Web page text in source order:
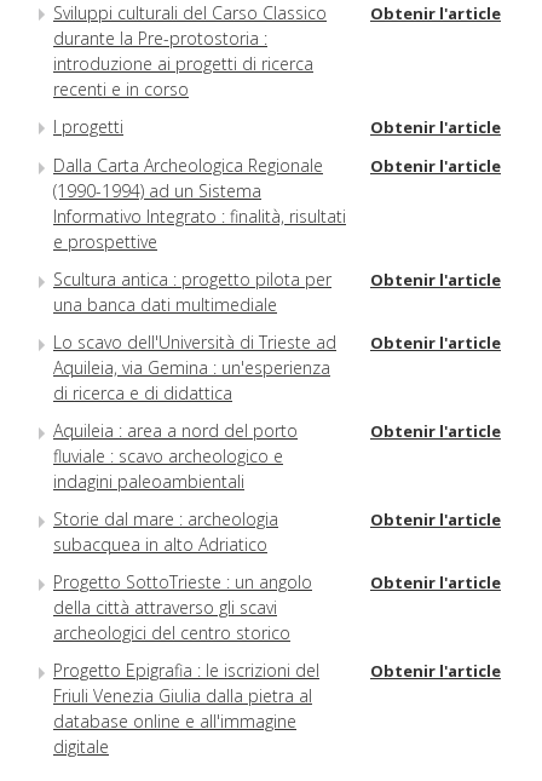
Sviluppi culturali del Carso Classico
durante la Pre-protostoria :
introduzione ai progetti di ricerca
recenti e in corso
Obtenir l'article
I progetti Obtenir l'article
Dalla Carta Archeologica Regionale
(1990-1994) ad un Sistema
Informativo Integrato : finalità, risultati
e prospettive
Obtenir l'article
Scultura antica : progetto pilota per
una banca dati multimediale
Obtenir l'article
Lo scavo dell'Università di Trieste ad
Aquileia, via Gemina : un'esperienza
di ricerca e di didattica
Obtenir l'article
Aquileia : area a nord del porto
fluviale : scavo archeologico e
indagini paleoambientali
Obtenir l'article
Storie dal mare : archeologia
subacquea in alto Adriatico
Obtenir l'article
Progetto SottoTrieste : un angolo
della città attraverso gli scavi
archeologici del centro storico
Obtenir l'article
Progetto Epigrafia : le iscrizioni del
Friuli Venezia Giulia dalla pietra al
database online e all'immagine
digitale
Obtenir l'article